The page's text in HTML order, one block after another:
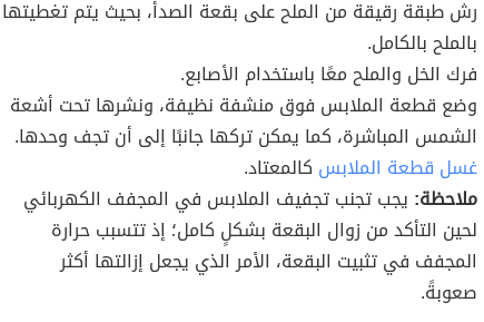
رش طبقة رقيقة من الملح على بقعة الصدأ، بحيث يتم تغطيتها
بالملح بالكامل.
فرك الخل والملح معًا باستخدام الأصابع.
وضع قطعة الملابس فوق منشفة نظيفة، ونشرها تحت أشعة
الشمس المباشرة، كما يمكن تركها جانبًا إلى أن تجف وحدها.
غسل قطعة الملابس كالمعتاد.
ملاحظة: يجب تجنب تجفيف الملابس في المجفف الكهربائي
لحين التأكد من زوال البقعة بشكلٍ كامل؛ إذ تتسبب حرارة
المجفف في تثبيت البقعة، الأمر الذي يجعل إزالتها أكثر
صعوبةً.